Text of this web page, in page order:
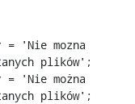
= 'Nie mozna
plików';
= 'Nie można
plików';